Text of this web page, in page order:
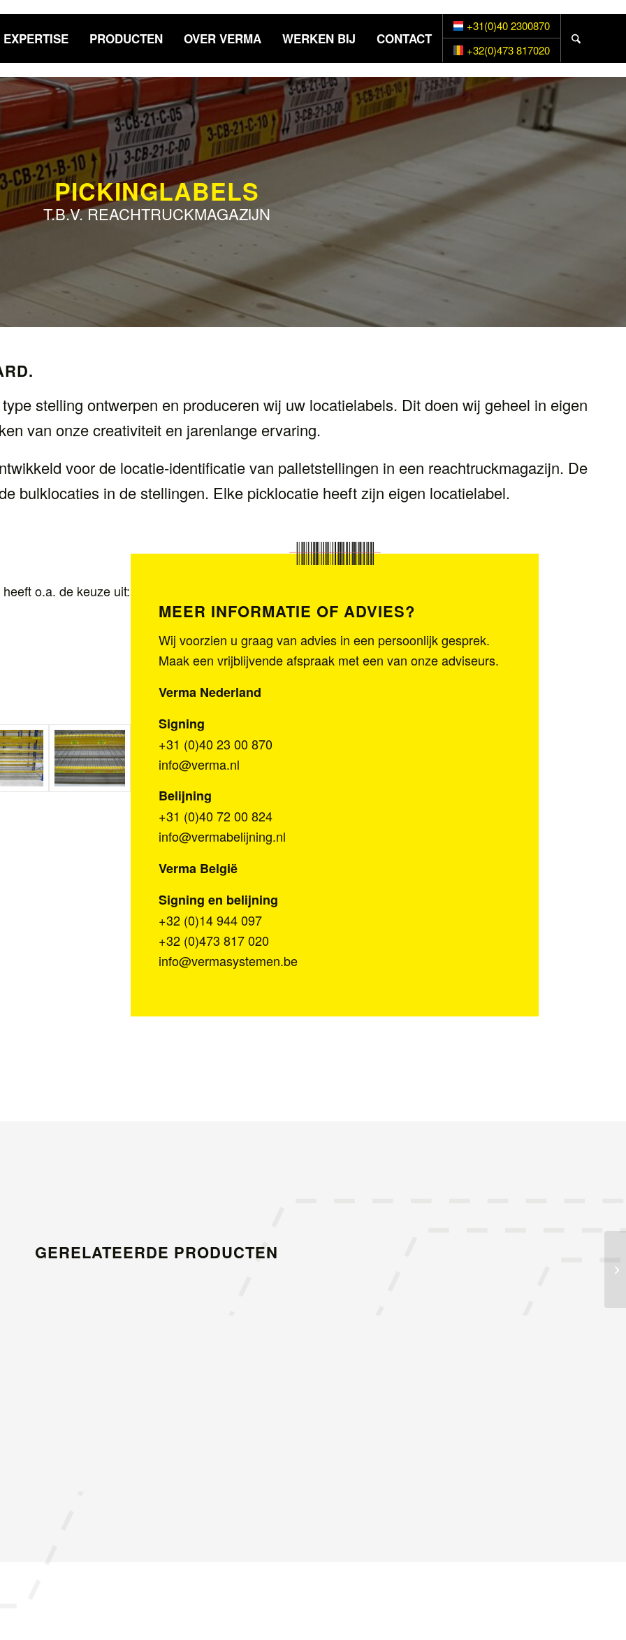
EXPERTISE PRODUCTEN OVER VERMA WERKEN BIJ CONTACT
+31(0)40 2300870
+32(0)473 817020
PICKINGLABELS
T.B.V. REACHTRUCKMAGAZIJN
stelling ontwerpen en produceren wij uw locatielabels. Dit doen wij geheel in eigen
van onze creativiteit en jarenlange ervaring.
voor de locatie-identificatie van palletstellingen in een reachtruckmagazijn. De
bulklocaties in de stellingen. Elke picklocatie heeft zijn eigen locatielabel.
o.a. de keuze uit:
MEER INFORMATIE OF ADVIES?
Wij voorzien u graag van advies in een persoonlijk gesprek.
Maak een vrijblijvende afspraak met een van onze adviseurs.
Verma Nederland
Signing
+31 (0)40 23 00 870
info@verma.nl
Belijning
+31 (0)40 72 00 824
info@vermabelijning.nl
Verma België
Signing en belijning
+32 (0)14 944 097
+32 (0)473 817 020
info@vermasystemen.be
GERELATEERDE PRODUCTEN